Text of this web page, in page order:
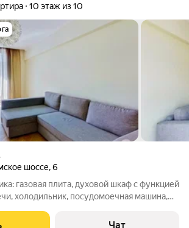
10 этаж из 10
шоссе,6
холодильник, посудомоечная машина,
гарнитур со встроенной техникой и
Чат